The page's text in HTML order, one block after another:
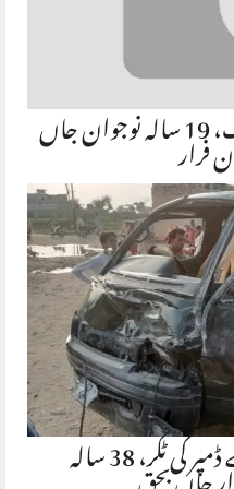
اٹک: ستار چوک میں فائرنگ، 19 سالہ نوجوان جاںفرار
اٹک: ریت سے بھرے ڈمپر کی ٹکر، 38 سالہ